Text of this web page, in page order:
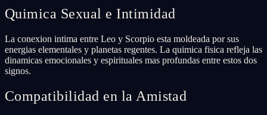
Quimica Sexual e Intimidad
La conexion intima entre Leo y Scorpio esta moldeada por sus
energias elementales y planetas regentes. La quimica fisica refleja las
dinamicas emocionales y espirituales mas profundas entre estos dos
signos.
Compatibilidad en la Amistad